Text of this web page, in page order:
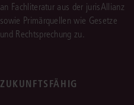
an Fachliteratur aus der jurisAllianz
sowie Primärquellen wie Gesetze
und Rechtsprechung zu.
ZUKUNFTSFÄHIG